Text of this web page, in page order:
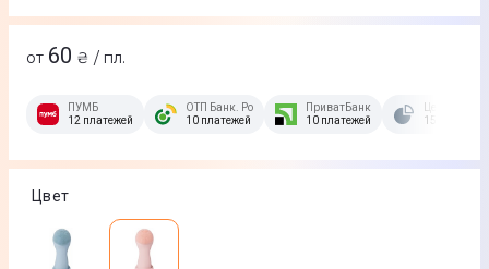
от 60 ₴ / пл.
ПУМБ
12 платежей
ОТП Банк. Розстрочка Скибочка.
10 платежей
ПриватБанк
10 платежей
15 платежей
Цвет